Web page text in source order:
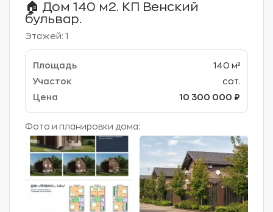
🏠 Дом 140 м2. КП Венский
бульвар.
Этажей: 1
140 м²
сот.
10 300 000 ₽
Фото и планировки дома: